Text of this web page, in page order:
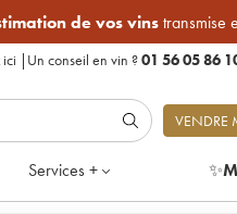
de vos vinstransmise
| Un conseil en vin ?01 56 05 86
VENDRE
Services + ✨